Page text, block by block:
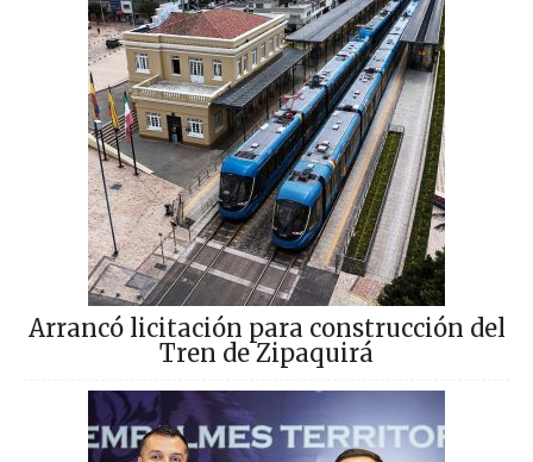
Arrancó licitación para construcción del
Tren de Zipaquirá